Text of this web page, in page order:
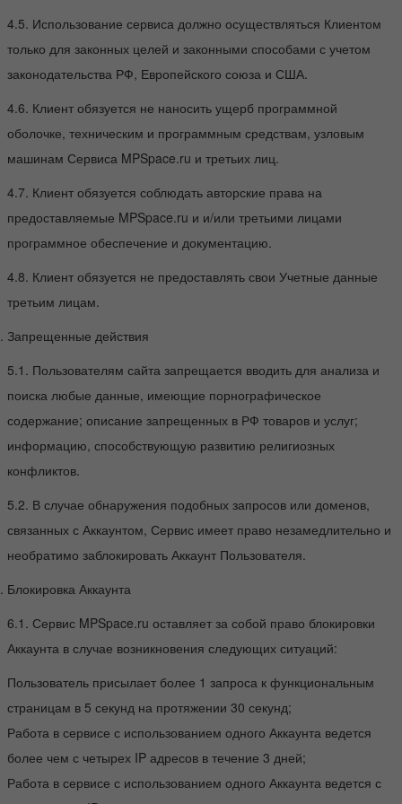
4.5. Использование сервиса должно осуществляться Клиентом
только для законных целей и законными способами с учетом
законодательства РФ, Европейского союза и США.
4.6. Клиент обязуется не наносить ущерб программной
оболочке, техническим и программным средствам, узловым
машинам Сервиса MPSpace.ru и третьих лиц.
4.7. Клиент обязуется соблюдать авторские права на
предоставляемые MPSpace.ru и и/или третьими лицами
программное обеспечение и документацию.
4.8. Клиент обязуется не предоставлять свои Учетные данные
третьим лицам.
Запрещенные действия
5.1. Пользователям сайта запрещается вводить для анализа и
поиска любые данные, имеющие порнографическое
содержание; описание запрещенных в РФ товаров и услуг;
информацию, способствующую развитию религиозных
конфликтов.
5.2. В случае обнаружения подобных запросов или доменов,
связанных с Аккаунтом, Сервис имеет право незамедлительно и
необратимо заблокировать Аккаунт Пользователя.
Блокировка Аккаунта
6.1. Сервис MPSpace.ru оставляет за собой право блокировки
Аккаунта в случае возникновения следующих ситуаций:
Пользователь присылает более 1 запроса к функциональным
страницам в 5 секунд на протяжении 30 секунд;
Работа в сервисе с использованием одного Аккаунта ведется
более чем с четырех IP адресов в течение 3 дней;
Работа в сервисе с использованием одного Аккаунта ведется с